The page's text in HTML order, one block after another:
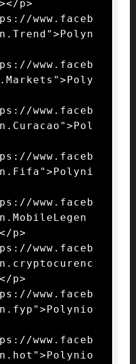
p>
www.faceb
www.faceb
www.faceb
www.faceb
www.faceb
p>
www.faceb
p>
www.faceb
www.faceb